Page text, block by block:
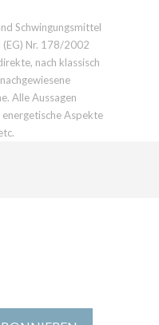
Schwingungsmittel
(EG) Nr. 178/2002
nach klassisch
Alle Aussagen
energetische Aspekte